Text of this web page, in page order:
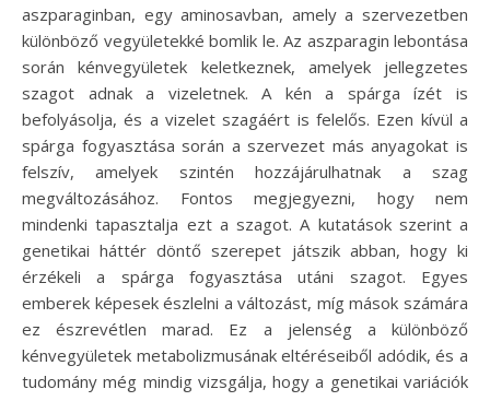
aszparaginban, egy aminosavban, amely a szervezetben
különböző vegyületekké bomlik le. Az aszparagin lebontása
során kénvegyületek keletkeznek, amelyek jellegzetes
szagot adnak a vizeletnek. A kén a spárga ízét is
befolyásolja, és a vizelet szagáért is felelős. Ezen kívül a
spárga fogyasztása során a szervezet más anyagokat is
felszív, amelyek szintén hozzájárulhatnak a szag
megváltozásához. Fontos megjegyezni, hogy nem
mindenki tapasztalja ezt a szagot. A kutatások szerint a
genetikai háttér döntő szerepet játszik abban, hogy ki
érzékeli a spárga fogyasztása utáni szagot. Egyes
emberek képesek észlelni a változást, míg mások számára
ez észrevétlen marad. Ez a jelenség a különböző
kénvegyületek metabolizmusának eltéréseiből adódik, és a
tudomány még mindig vizsgálja, hogy a genetikai variációk